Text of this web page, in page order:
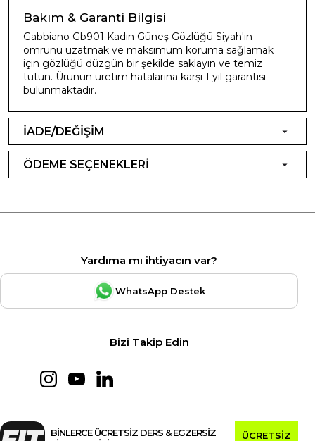
Bakım & Garanti Bilgisi
Gabbiano Gb901 Kadın Güneş Gözlüğü Siyah'ın
ömrünü uzatmak ve maksimum koruma sağlamak
için gözlüğü düzgün bir şekilde saklayın ve temiz
tutun. Ürünün üretim hatalarına karşı 1 yıl garantisi
bulunmaktadır.
İADE/DEĞİŞİM
ÖDEME SEÇENEKLERİ
Yardıma mı ihtiyacın var?
WhatsApp Destek
Bizi Takip Edin
BİNLERCE ÜCRETSİZ DERS & EGZERSİZ
ÜCRETSİZ